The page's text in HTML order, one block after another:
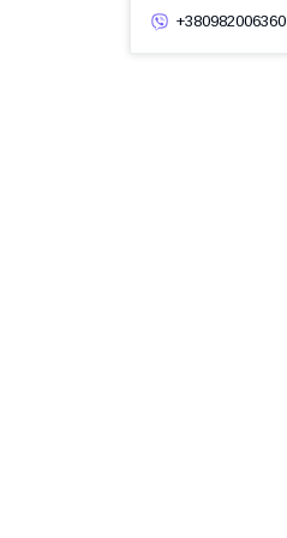
+380982006360